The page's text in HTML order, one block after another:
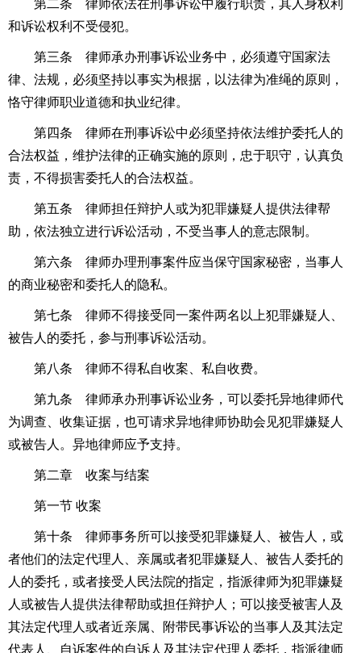
第二条 律师依法在刑事诉讼中履行职责，其人身权利
和诉讼权利不受侵犯。
第三条 律师承办刑事诉讼业务中，必须遵守国家法
律、法规，必须坚持以事实为根据，以法律为准绳的原则，
恪守律师职业道德和执业纪律。
第四条 律师在刑事诉讼中必须坚持依法维护委托人的
合法权益，维护法律的正确实施的原则，忠于职守，认真负
责，不得损害委托人的合法权益。
第五条 律师担任辩护人或为犯罪嫌疑人提供法律帮
助，依法独立进行诉讼活动，不受当事人的意志限制。
第六条 律师办理刑事案件应当保守国家秘密，当事人
的商业秘密和委托人的隐私。
第七条 律师不得接受同一案件两名以上犯罪嫌疑人、
被告人的委托，参与刑事诉讼活动。
第八条 律师不得私自收案、私自收费。
第九条 律师承办刑事诉讼业务，可以委托异地律师代
为调查、收集证据，也可请求异地律师协助会见犯罪嫌疑人
或被告人。异地律师应予支持。
第二章 收案与结案
第一节 收案
第十条 律师事务所可以接受犯罪嫌疑人、被告人，或
者他们的法定代理人、亲属或者犯罪嫌疑人、被告人委托的
人的委托，或者接受人民法院的指定，指派律师为犯罪嫌疑
人或被告人提供法律帮助或担任辩护人；可以接受被害人及
其法定代理人或者近亲属、附带民事诉讼的当事人及其法定
代表人、自诉案件的自诉人及其法定代理人委托，指派律师